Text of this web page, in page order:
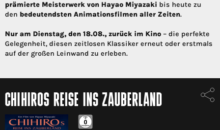
prämierte Meisterwerk von Hayao Miyazaki bis heute zu
den bedeutendsten Animationsfilmen aller Zeiten.
Nur am Dienstag, den 18.08., zurück im Kino – die perfekte
Gelegenheit, diesen zeitlosen Klassiker erneut oder erstmals
auf der großen Leinwand zu erleben.
CHIHIROS REISE INS ZAUBERLAND